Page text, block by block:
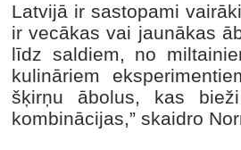
Latvijā ir sastopami
ir vecākas vai jaunākas
līdz saldiem, no
kulināriem
šķirņu ābolus, kas
kombinācijas,” skaidro